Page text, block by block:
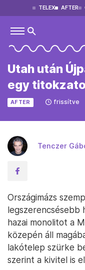
TELEX AFTER
Utah után
egy
AFTER frissítve
Tenczer
Országimázs
hazai monolitot a
közepén áll
lakótelep szürke
szerint a kivitel is